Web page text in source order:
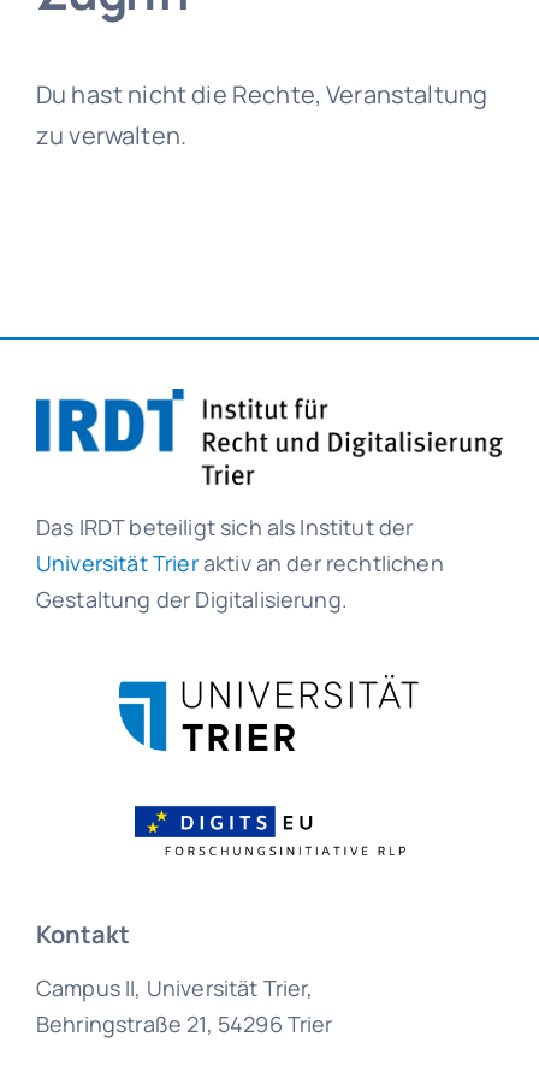
Du hast nicht die Rechte, Veranstaltung
zu verwalten.
Das IRDT beteiligt sich als Institut der
Universität Trieraktiv an der rechtlichen
Gestaltung der Digitalisierung.
Kontakt
Campus II, Universität Trier,
Behringstraße 21, 54296 Trier